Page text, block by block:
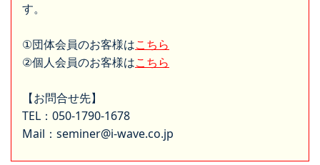
す。
①団体会員のお客様はこちら
②個人会員のお客様はこちら
【お問合せ先】
TEL：050-1790-1678
Mail：seminer@i-wave.co.jp